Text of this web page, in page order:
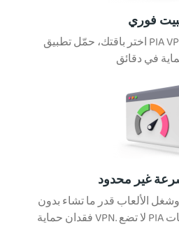
فوري
اختر باقتك، حمّل تطبيق PIA VPN، أكد حسابك، وتمتع
غير محدود
الألعاب قدر ما تشاء بدون